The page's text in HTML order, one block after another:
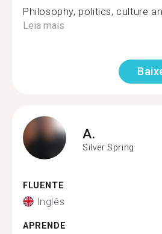
Philosophy, politics, culture
Leia mais
A.
Silver Spring
FLUENTE
Inglês
APRENDE